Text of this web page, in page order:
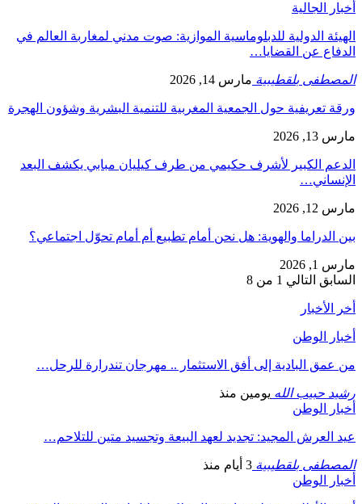
أخبار الجالية
الهيئة الدولية للدبلوماسية الموازية: صوت مدني لمغاربة العالم في
الدفاع عن القضايا…
المصطفى بلقطيبية مارس 14, 2026
ورقة تعريفية حول الجمعية المغربية للتنمية البشرية وشؤون الهجرة
مارس 13, 2026
الدعم الكبير لأشرف حكيمي من طرف كيليان مبابي يكشف البعد
الإنساني…
مارس 12, 2026
بين الدراما والهوية: هل نحن أمام تطبيع أم أمام تحوّل اجتماعي؟
مارس 1, 2026
السابق التالي 1 من 8
أخر الأخبار
أخبار الوطن
من عمق البادية إلى أفق الاستثمار .. مهرجان تندرارة للرحل…
رشيد حبيب الله يومين منذ
أخبار الوطن
عيد العرش المجيد: تجديد لعهد البيعة وتجسيد متين للتلاحم…
المصطفى بلقطيبية 3 أيام منذ
أخبار الوطن